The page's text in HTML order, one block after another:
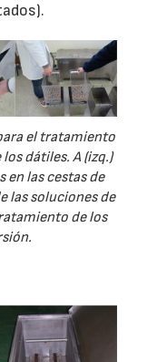
el tratamiento
dátiles. A (izq.)
en las cestas de
las soluciones de
de los